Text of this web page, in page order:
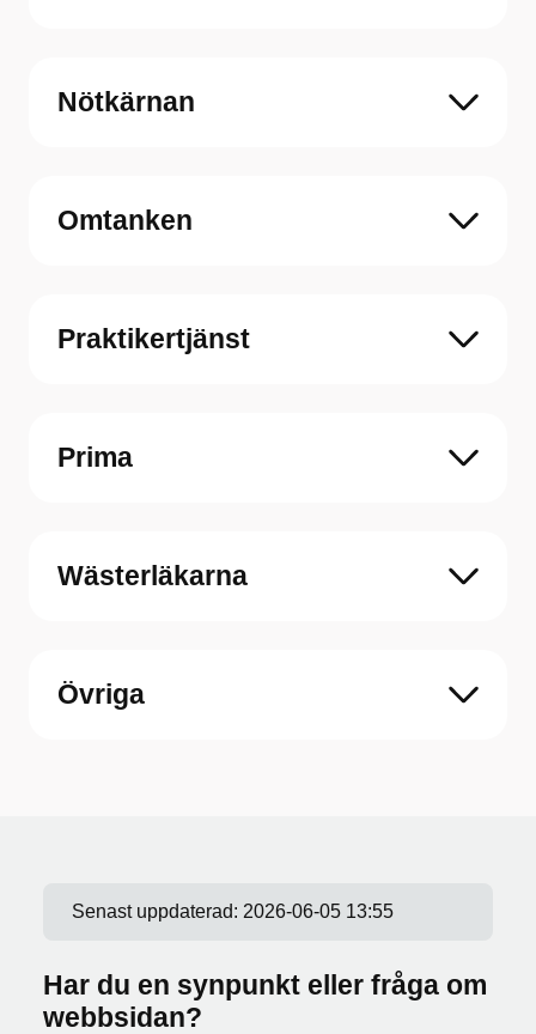
Nötkärnan
Omtanken
Praktikertjänst
Prima
Wästerläkarna
Övriga
Senast uppdaterad: 2026-06-05 13:55
Har du en synpunkt eller fråga om
webbsidan?